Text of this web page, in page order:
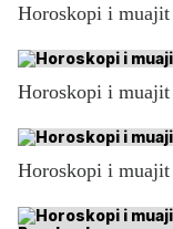
Horoskopi i muajit
Horoskopi i muajit
Horoskopi i muajit